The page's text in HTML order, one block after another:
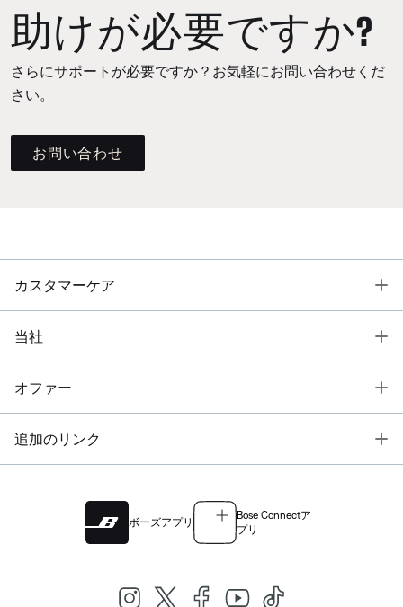
助けが必要ですか?
さらにサポートが必要ですか？お気軽にお問い合わせくだ
さい。
お問い合わせ
カスタマーケア
当社
オファー
追加のリンク
ボーズアプリ
Bose Connectア
プリ